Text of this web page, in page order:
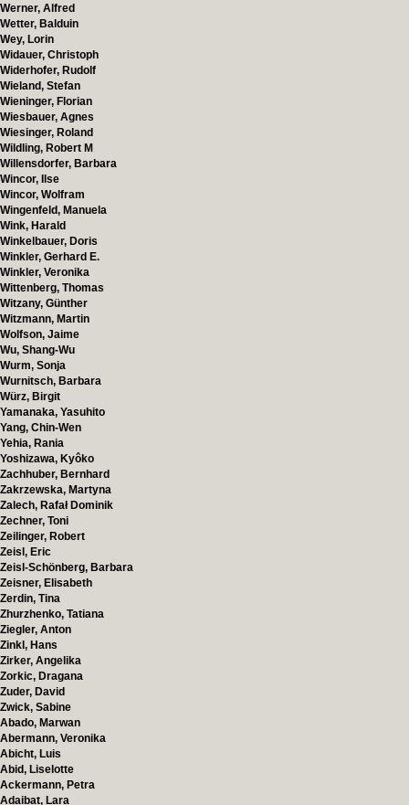
Werner, Alfred
Wetter, Balduin
Wey, Lorin
Widauer, Christoph
Widerhofer, Rudolf
Wieland, Stefan
Wieninger, Florian
Wiesbauer, Agnes
Wiesinger, Roland
Wildling, Robert M
Willensdorfer, Barbara
Wincor, Ilse
Wincor, Wolfram
Wingenfeld, Manuela
Wink, Harald
Winkelbauer, Doris
Winkler, Gerhard E.
Winkler, Veronika
Wittenberg, Thomas
Witzany, Günther
Witzmann, Martin
Wolfson, Jaime
Wu, Shang-Wu
Wurm, Sonja
Wurnitsch, Barbara
Würz, Birgit
Yamanaka, Yasuhito
Yang, Chin-Wen
Yehia, Rania
Yoshizawa, Kyôko
Zachhuber, Bernhard
Zakrzewska, Martyna
Zalech, Rafał Dominik
Zechner, Toni
Zeilinger, Robert
Zeisl, Eric
Zeisl-Schönberg, Barbara
Zeisner, Elisabeth
Zerdin, Tina
Zhurzhenko, Tatiana
Ziegler, Anton
Zinkl, Hans
Zirker, Angelika
Zorkic, Dragana
Zuder, David
Zwick, Sabine
Abado, Marwan
Abermann, Veronika
Abicht, Luis
Abid, Liselotte
Ackermann, Petra
Adaibat, Lara